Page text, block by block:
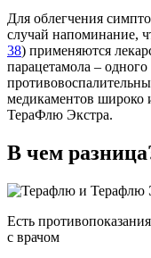
Для облегчения
случай напоминание,
38) применяются
парацетамола –
медикаментов широко
ТераФлю Экстра.
В чем
Есть
с врачом